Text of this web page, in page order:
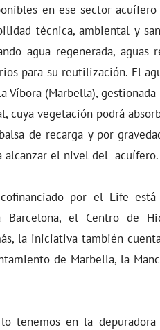
en ese sector
técnica, ambiental y
agua regenerada, aguas
para su reutilización. El
Víbora (Marbella),
cuya vegetación podrá
de recarga y por
alcanzar el nivel del acuífero.
por el Life está
Barcelona, el Centro de
la iniciativa también
de Marbella, la
tenemos en la